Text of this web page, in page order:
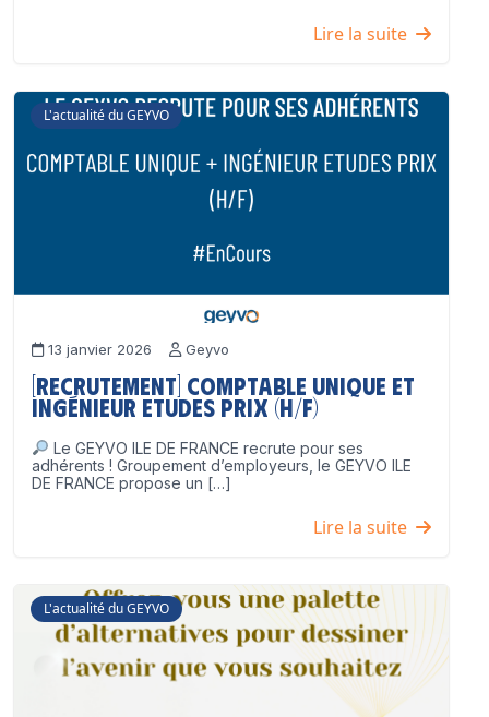
Lire la suite
L'actualité du GEYVO
13 janvier 2026 Geyvo
[Recrutement] Comptable unique et
Ingénieur Etudes Prix (H/F)
Le GEYVO ILE DE FRANCE recrute pour ses
adhérents ! Groupement d’employeurs, le GEYVO ILE
DE FRANCE propose un […]
Lire la suite
L'actualité du GEYVO